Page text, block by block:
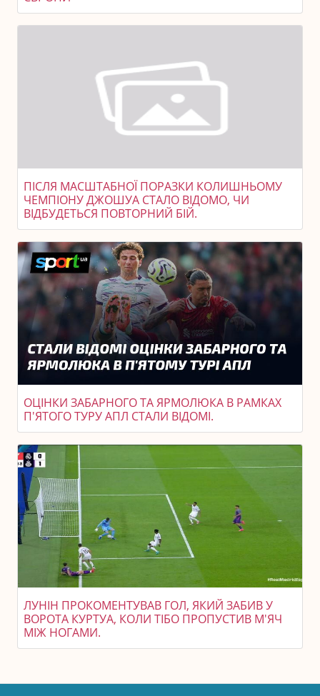
ПІСЛЯ МАСШТАБНОЇ ПОРАЗКИ КОЛИШНЬОМУ
ЧЕМПІОНУ ДЖОШУА СТАЛО ВІДОМО, ЧИ
ВІДБУДЕТЬСЯ ПОВТОРНИЙ БІЙ.
ОЦІНКИ ЗАБАРНОГО ТА ЯРМОЛЮКА В РАМКАХ
П'ЯТОГО ТУРУ АПЛ СТАЛИ ВІДОМІ.
ЛУНІН ПРОКОМЕНТУВАВ ГОЛ, ЯКИЙ ЗАБИВ У
ВОРОТА КУРТУА, КОЛИ ТІБО ПРОПУСТИВ М'ЯЧ
МІЖ НОГАМИ.